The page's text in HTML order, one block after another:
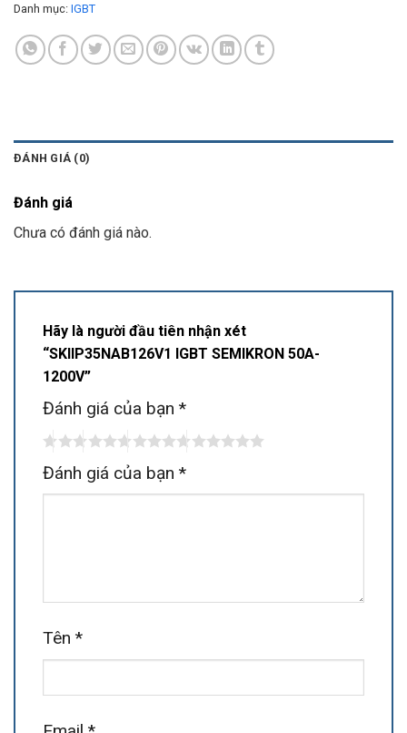
Danh mục: IGBT
ĐÁNH GIÁ (0)
Đánh giá
Chưa có đánh giá nào.
Hãy là người đầu tiên nhận xét
“SKIIP35NAB126V1 IGBT SEMIKRON 50A-
1200V”
Đánh giá của bạn *
Đánh giá của bạn *
Tên *